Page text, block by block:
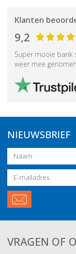
Klanten
9,2
Super mooie bank
weer mee
NIEUWSBRIEF
Naam
Email
adres
VRAGEN OF